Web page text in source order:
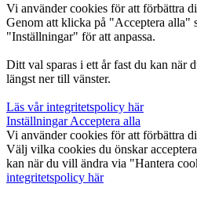
Vi använder cookies för att förbättra
Genom att klicka på "Acceptera alla"
"Inställningar" för att anpassa.
Ditt val sparas i ett år fast du kan när
längst ner till vänster.
Läs vår integritetspolicy här
InställningarAcceptera alla
Vi använder cookies för att förbättra
Välj vilka cookies du önskar
kan när du vill ändra via "Hantera
integritetspolicy här